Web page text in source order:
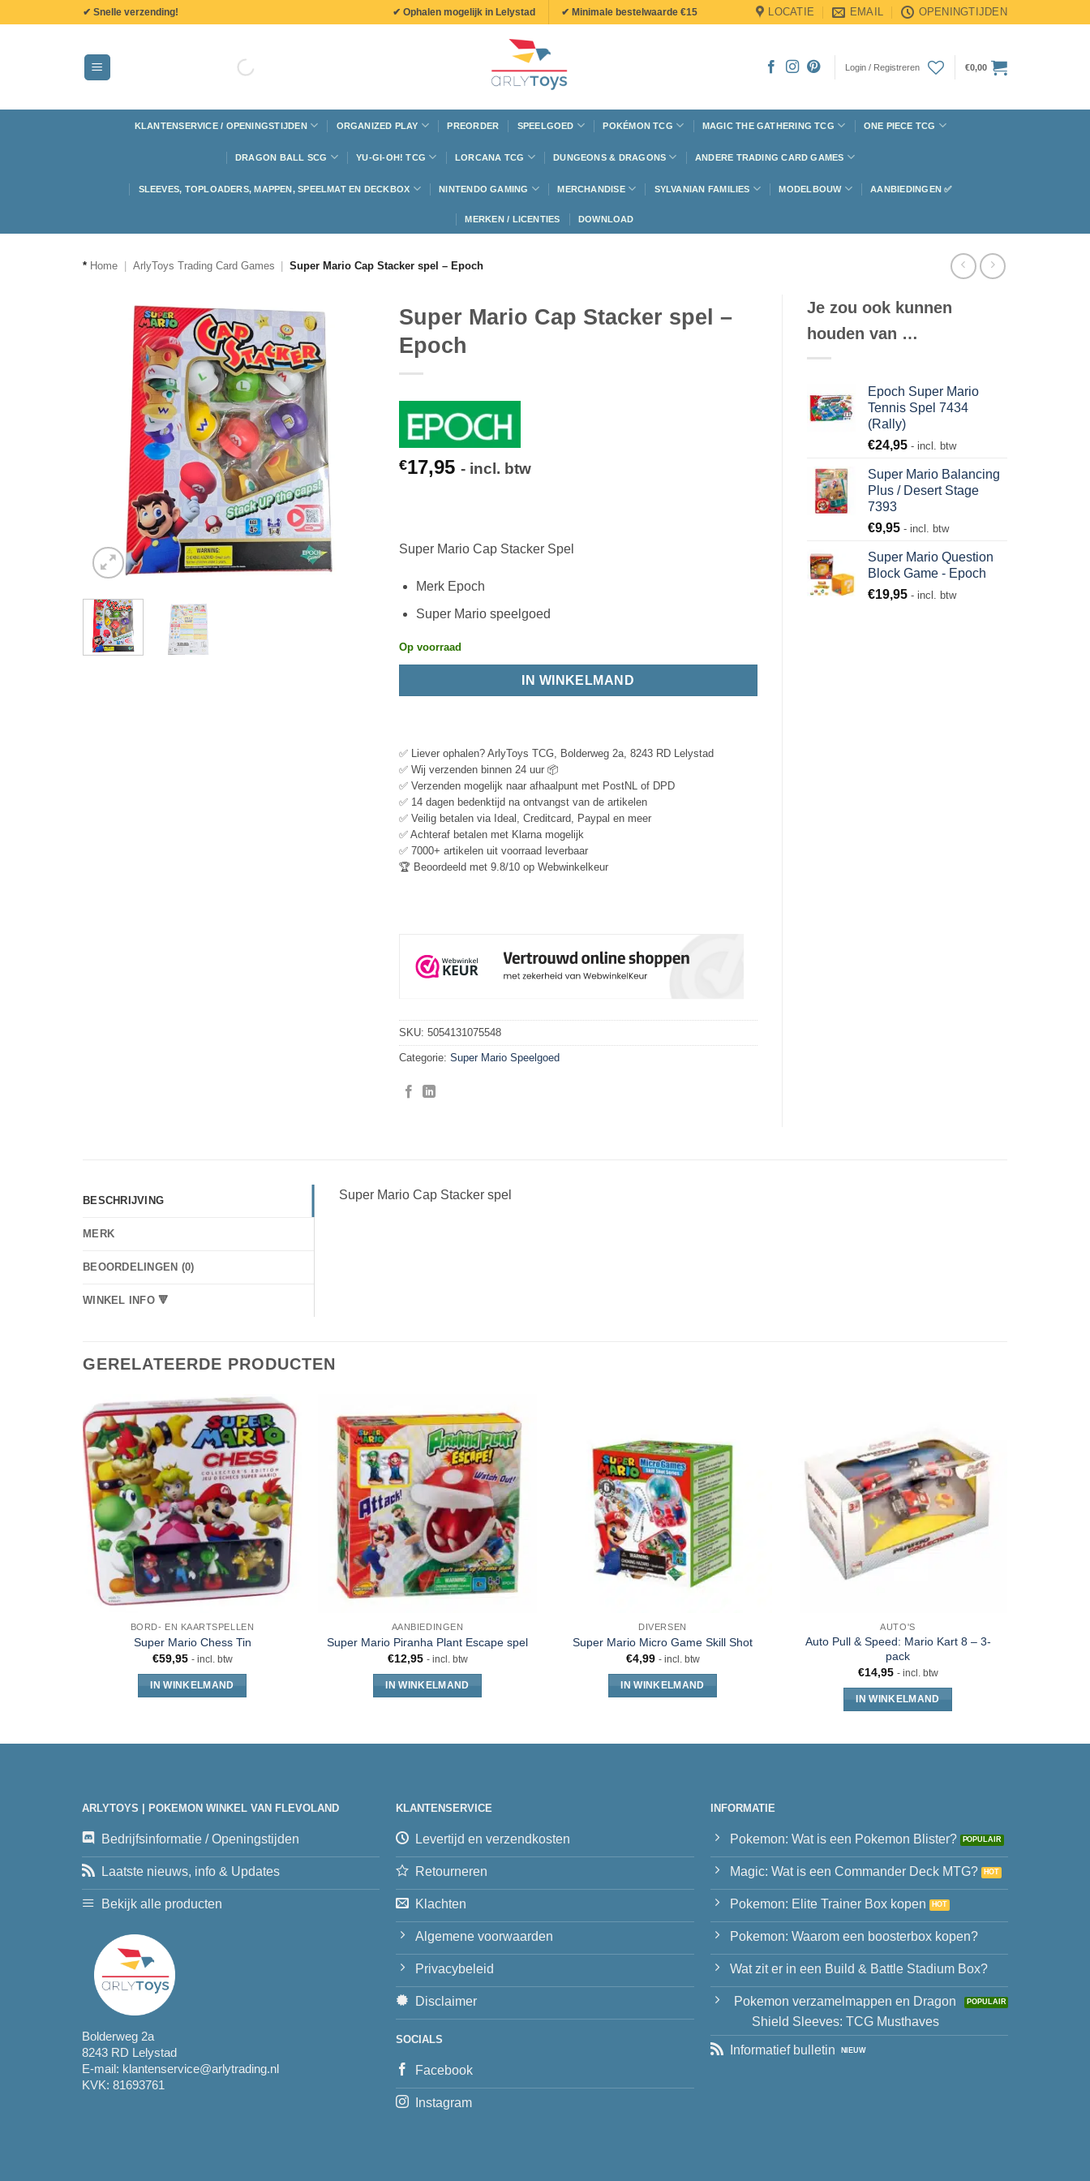
✔ Snelle verzending! ✔ Ophalen mogelijk in Lelystad ✔ Minimale bestelwaarde €15 LOCATIE EMAIL OPENINGTIJDEN
Login / Registreren €0,00
KLANTENSERVICE / OPENINGSTIJDEN ORGANIZED PLAY PREORDER SPEELGOED POKÉMON TCG MAGIC THE GATHERING TCG ONE PIECE TCG
DRAGON BALL SCG YU-GI-OH! TCG LORCANA TCG DUNGEONS & DRAGONS ANDERE TRADING CARD GAMES
SLEEVES, TOPLOADERS, MAPPEN, SPEELMAT EN DECKBOX NINTENDO GAMING MERCHANDISE SYLVANIAN FAMILIES MODELBOUW AANBIEDINGEN ✅
MERKEN / LICENTIES DOWNLOAD
* Home ArlyToys Trading Card Games Super Mario Cap Stacker spel – Epoch
Super Mario Cap Stacker spel –
Epoch
€17,95 - incl. btw
Super Mario Cap Stacker Spel
Merk Epoch
Super Mario speelgoed
Op voorraad
IN WINKELMAND
✅ Liever ophalen? ArlyToys TCG, Bolderweg 2a, 8243 RD Lelystad
✅ Wij verzenden binnen 24 uur 📦
✅ Verzenden mogelijk naar afhaalpunt met PostNL of DPD
✅ 14 dagen bedenktijd na ontvangst van de artikelen
✅ Veilig betalen via Ideal, Creditcard, Paypal en meer
✅ Achteraf betalen met Klarna mogelijk
✅ 7000+ artikelen uit voorraad leverbaar
🏆 Beoordeeld met 9.8/10 op Webwinkelkeur
SKU: 5054131075548
Categorie: Super Mario Speelgoed
Je zou ook kunnen
houden van …
Epoch Super Mario
Tennis Spel 7434
(Rally)
€24,95 - incl. btw
Super Mario Balancing
Plus / Desert Stage
7393
€9,95 - incl. btw
Super Mario Question
Block Game - Epoch
€19,95 - incl. btw
BESCHRIJVING
MERK
BEOORDELINGEN (0)
WINKEL INFO 🔻
Super Mario Cap Stacker spel
GERELATEERDE PRODUCTEN
BORD- EN KAARTSPELLEN
Super Mario Chess Tin
€59,95 - incl. btw
IN WINKELMAND
AANBIEDINGEN
Super Mario Piranha Plant Escape spel
€12,95 - incl. btw
IN WINKELMAND
DIVERSEN
Super Mario Micro Game Skill Shot
€4,99 - incl. btw
IN WINKELMAND
AUTO'S
Auto Pull & Speed: Mario Kart 8 – 3-
pack
€14,95 - incl. btw
IN WINKELMAND
ARLYTOYS | POKEMON WINKEL VAN FLEVOLAND
Bedrijfsinformatie / Openingstijden
Laatste nieuws, info & Updates
Bekijk alle producten
Bolderweg 2a
8243 RD Lelystad
E-mail: klantenservice@arlytrading.nl
KVK: 81693761
KLANTENSERVICE
Levertijd en verzendkosten
Retourneren
Klachten
Algemene voorwaarden
Privacybeleid
Disclaimer
SOCIALS
Facebook
Instagram
INFORMATIE
Pokemon: Wat is een Pokemon Blister?
Magic: Wat is een Commander Deck MTG?
Pokemon: Elite Trainer Box kopen
Pokemon: Waarom een boosterbox kopen?
Wat zit er in een Build & Battle Stadium Box?
Pokemon verzamelmappen en Dragon
Shield Sleeves: TCG Musthaves
Informatief bulletin